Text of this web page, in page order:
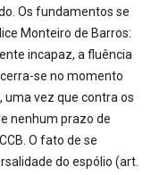
Os fundamentos se
Monteiro de Barros:
incapaz, a fluência
se no momento
vez que contra os
nenhum prazo de
O fato de se
do espólio (art.